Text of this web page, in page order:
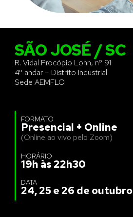
SÃO JOSÉ / SC
R. Vidal Procópio Lohn, nº 91
4º andar – Distrito Industrial
Sede AEMFLO
FORMATO
Presencial + Online
(Online ao vivo pelo Zoom)
HORÁRIO
19h às 22h30
DATA
24, 25 e 26 de outubro